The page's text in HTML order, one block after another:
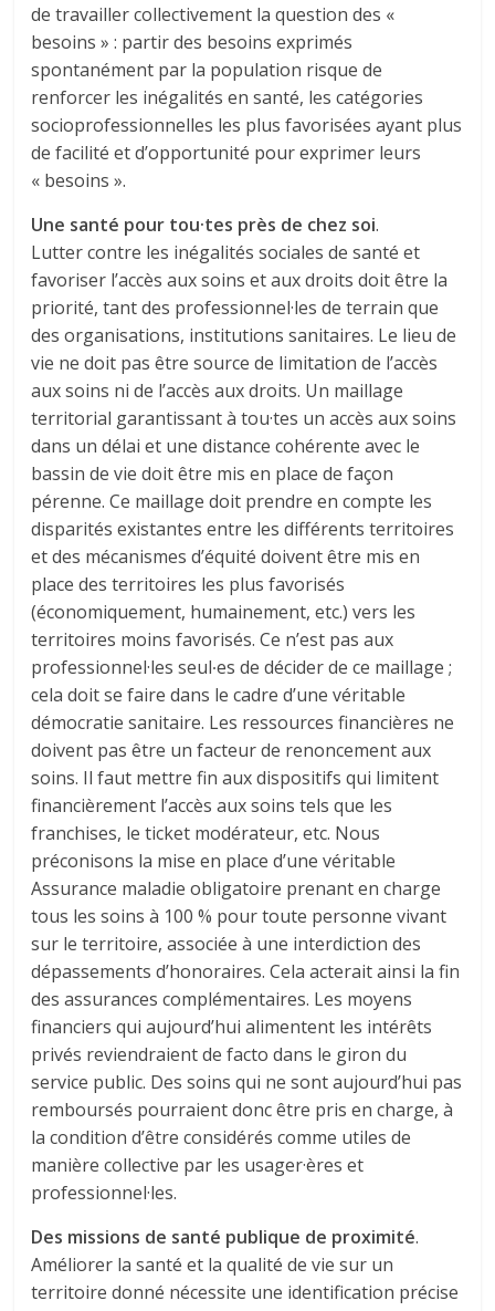
de travailler collectivement la question des «
besoins » : partir des besoins exprimés
spontanément par la population risque de
renforcer les inégalités en santé, les catégories
socioprofessionnelles les plus favorisées ayant plus
de facilité et d’opportunité pour exprimer leurs
« besoins ».
Une santé pour tou·tes près de chez soi.
Lutter contre les inégalités sociales de santé et
favoriser l’accès aux soins et aux droits doit être la
priorité, tant des professionnel·les de terrain que
des organisations, institutions sanitaires. Le lieu de
vie ne doit pas être source de limitation de l’accès
aux soins ni de l’accès aux droits. Un maillage
territorial garantissant à tou·tes un accès aux soins
dans un délai et une distance cohérente avec le
bassin de vie doit être mis en place de façon
pérenne. Ce maillage doit prendre en compte les
disparités existantes entre les différents territoires
et des mécanismes d’équité doivent être mis en
place des territoires les plus favorisés
(économiquement, humainement, etc.) vers les
territoires moins favorisés. Ce n’est pas aux
professionnel·les seul∙es de décider de ce maillage ;
cela doit se faire dans le cadre d’une véritable
démocratie sanitaire. Les ressources financières ne
doivent pas être un facteur de renoncement aux
soins. Il faut mettre fin aux dispositifs qui limitent
financièrement l’accès aux soins tels que les
franchises, le ticket modérateur, etc. Nous
préconisons la mise en place d’une véritable
Assurance maladie obligatoire prenant en charge
tous les soins à 100 % pour toute personne vivant
sur le territoire, associée à une interdiction des
dépassements d’honoraires. Cela acterait ainsi la fin
des assurances complémentaires. Les moyens
financiers qui aujourd’hui alimentent les intérêts
privés reviendraient de facto dans le giron du
service public. Des soins qui ne sont aujourd’hui pas
remboursés pourraient donc être pris en charge, à
la condition d’être considérés comme utiles de
manière collective par les usager·ères et
professionnel·les.
Des missions de santé publique de proximité.
Améliorer la santé et la qualité de vie sur un
territoire donné nécessite une identification précise